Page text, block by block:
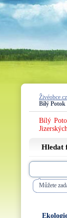
Živéobce.cz
Bílý Potok
Bílý
Hledat
Můžete